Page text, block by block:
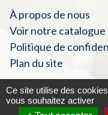
À propos de nous
Voir notre catalogue
Politique de
Plan du site
© Fourniture Laitière
Ce site utilise des
vous souhaitez activer